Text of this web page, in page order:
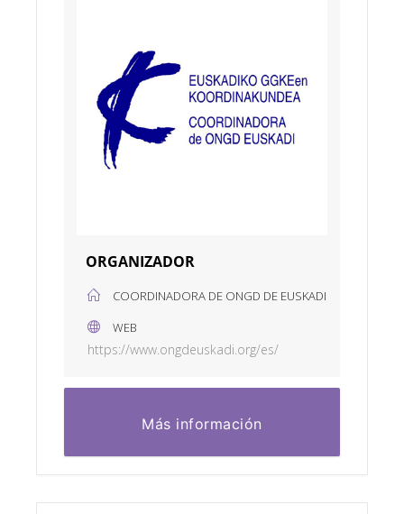
ORGANIZADOR
COORDINADORA DE ONGD DE EUSKADI
WEB
https://www.ongdeuskadi.org/es/
Más información